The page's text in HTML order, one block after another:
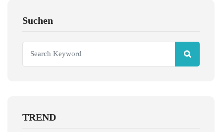
Suchen
TREND